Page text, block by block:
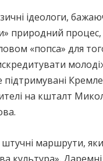
ідеологи,
природний
«попса» для
підтримувані
на кшталт
штучні маршрути,